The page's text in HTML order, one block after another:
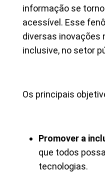
informação se
acessível. Esse
diversas inovações
inclusive, no setor
Os principais
Promover a
que todos
tecnologias.